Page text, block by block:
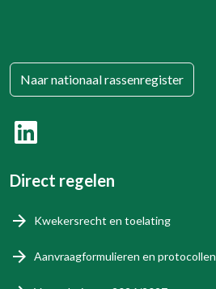
Naar nationaal rassenregister
Direct regelen
Kwekersrecht en toelating
Aanvraagformulieren en protocollen